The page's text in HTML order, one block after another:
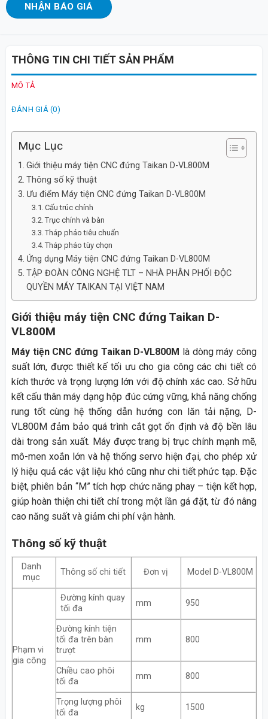
NHẬN BÁO GIÁ
THÔNG TIN CHI TIẾT SẢN PHẨM
MÔ TẢ
ĐÁNH GIÁ (0)
Mục Lục
Giới thiệu máy tiện CNC đứng Taikan D-VL800M
Thông số kỹ thuật
Ưu điểm Máy tiện CNC đứng Taikan D-VL800M
Cấu trúc chính
Trục chính và bàn
Tháp pháo tiêu chuẩn
Tháp pháo tùy chọn
Ứng dụng Máy tiện CNC đứng Taikan D-VL800M
TẬP ĐOÀN CÔNG NGHỆ TLT – NHÀ PHÂN PHỐI ĐỘC
QUYỀN MÁY TAIKAN TẠI VIỆT NAM
Giới thiệu máy tiện CNC đứng Taikan D-
VL800M
Máy tiện CNC đứng Taikan D-VL800M là dòng máy công
suất lớn, được thiết kế tối ưu cho gia công các chi tiết có
kích thước và trọng lượng lớn với độ chính xác cao. Sở hữu
kết cấu thân máy dạng hộp đúc cứng vững, khả năng chống
rung tốt cùng hệ thống dẫn hướng con lăn tải nặng, D-
VL800M đảm bảo quá trình cắt gọt ổn định và độ bền lâu
dài trong sản xuất. Máy được trang bị trục chính mạnh mẽ,
mô-men xoắn lớn và hệ thống servo hiện đại, cho phép xử
lý hiệu quả các vật liệu khó cũng như chi tiết phức tạp. Đặc
biệt, phiên bản “M” tích hợp chức năng phay – tiện kết hợp,
giúp hoàn thiện chi tiết chỉ trong một lần gá đặt, từ đó nâng
cao năng suất và giảm chi phí vận hành.
Thông số kỹ thuật
Danh
mục
Thông số chi tiết Đơn vị Model D-VL800M
Phạm vi
gia công
Đường kính quay
tối đa
mm 950
Đường kính tiện
tối đa trên bàn
trượt
mm 800
Chiều cao phôi
tối đa
mm 800
Trọng lượng phôi
tối đa
kg 1500